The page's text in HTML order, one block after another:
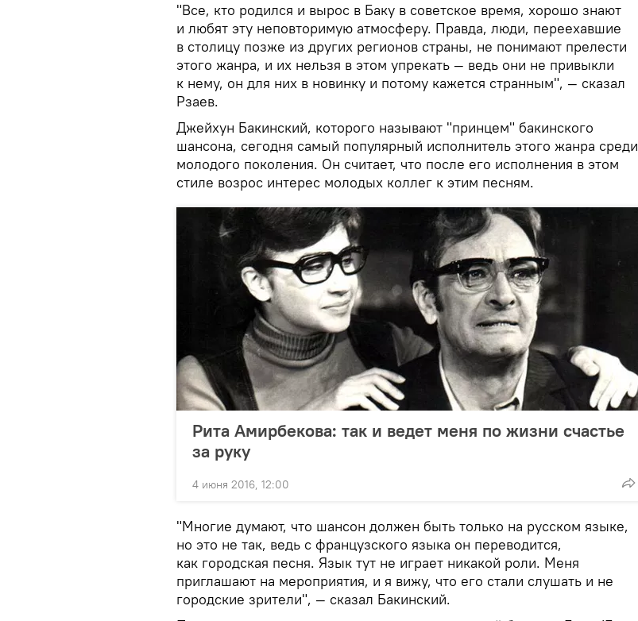
"Все, кто родился и вырос в Баку в советское время, хорошо знают
и любят эту неповторимую атмосферу. Правда, люди, переехавшие
в столицу позже из других регионов страны, не понимают прелести
этого жанра, и их нельзя в этом упрекать — ведь они не привыкли
к нему, он для них в новинку и потому кажется странным", — сказал
Рзаев.
Джейхун Бакинский, которого называют "принцем" бакинского
шансона, сегодня самый популярный исполнитель этого жанра среди
молодого поколения. Он считает, что после его исполнения в этом
стиле возрос интерес молодых коллег к этим песням.
Рита Амирбекова: так и ведет меня по жизни счастье
за руку
4 июня 2016, 12:00
"Многие думают, что шансон должен быть только на русском языке,
но это не так, ведь с французского языка он переводится,
как городская песня. Язык тут не играет никакой роли. Меня
приглашают на мероприятия, и я вижу, что его стали слушать и не
городские зрители", — сказал Бакинский.